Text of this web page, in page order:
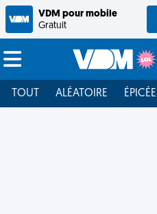
VDM pour mobile
Gratuit
TOUT ALÉATOIRE ÉPICÉE